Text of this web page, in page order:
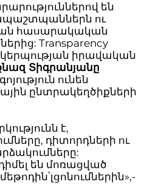
են
ու
հասարակական
Transparency
իրավական
Տիգրանյանը
ունեն
ընտրակեղծիքների
է,
դիտորդների ու
են մոռացված